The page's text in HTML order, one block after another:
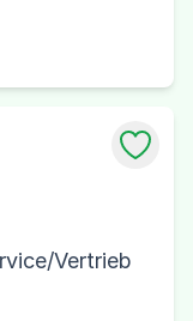
Vertrieb